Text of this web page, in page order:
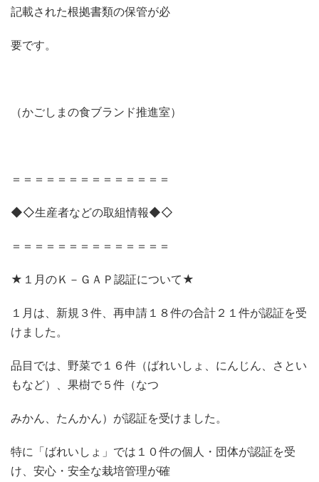
記載された根拠書類の保管が必
要です。
（かごしまの食ブランド推進室）
＝＝＝＝＝＝＝＝＝＝＝＝＝＝
◆◇生産者などの取組情報◆◇
＝＝＝＝＝＝＝＝＝＝＝＝＝＝
★１月のＫ－ＧＡＰ認証について★
１月は、新規３件、再申請１８件の合計２１件が認証を受
けました。
品目では、野菜で１６件（ばれいしょ、にんじん、さとい
もなど）、果樹で５件（なつ
みかん、たんかん）が認証を受けました。
特に「ばれいしょ」では１０件の個人・団体が認証を受
け、安心・安全な栽培管理が確